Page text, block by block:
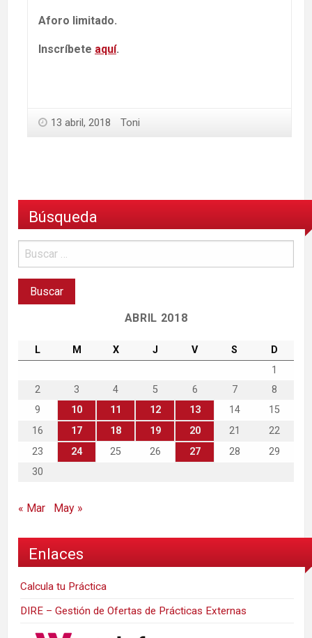
Aforo limitado.
Inscríbete aquí.
13 abril, 2018 Toni
Búsqueda
ABRIL 2018
L M X J V S
D
1
2
3 4 5 6 7
8
9
10 11 12 13 14
15
16
17 18 19 20 21
22
23
24 25 26 27 28
29
30
« Mar May »
Enlaces
Calcula tu Práctica
DIRE – Gestión de Ofertas de Prácticas Externas